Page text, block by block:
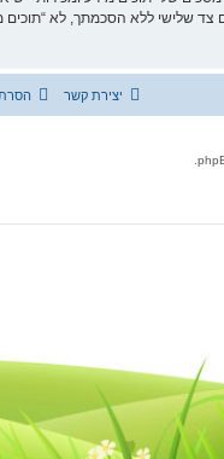
יצירת קשר